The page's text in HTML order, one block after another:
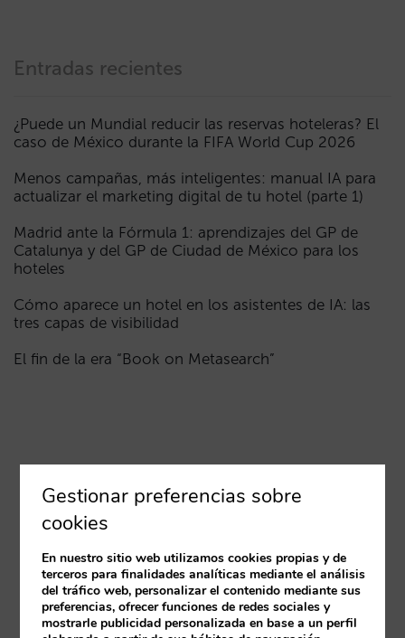
Entradas recientes
¿Puede un Mundial reducir las reservas hoteleras? El
caso de México durante la FIFA World Cup 2026
Menos campañas, más inteligentes: manual IA para
actualizar el marketing digital de tu hotel (parte 1)
Madrid ante la Fórmula 1: aprendizajes del GP de
Catalunya y del GP de Ciudad de México para los
hoteles
Cómo aparece un hotel en los asistentes de IA: las
tres capas de visibilidad
El fin de la era “Book on Metasearch”
Gestionar preferencias sobre
cookies
En nuestro sitio web utilizamos cookies propias y de
terceros para finalidades analíticas mediante el análisis
del tráfico web, personalizar el contenido mediante sus
preferencias, ofrecer funciones de redes sociales y
mostrarle publicidad personalizada en base a un perfil